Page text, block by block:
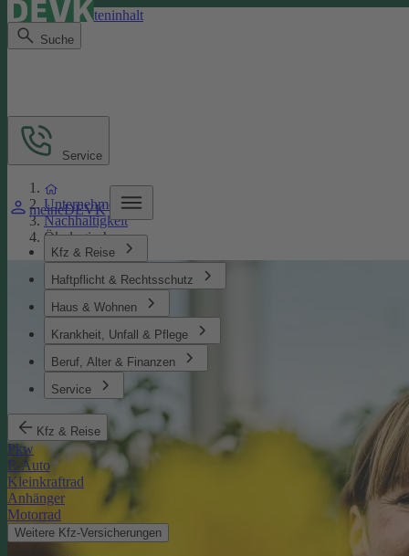
Direkt zum Seiteninhalt
Suche
meineDEVK
Kfz & Reise
Haftpflicht & Rechtsschutz
Haus & Wohnen
Krankheit, Unfall & Pflege
Beruf, Alter & Finanzen
Service
Kfz & Reise
Pkw
E-Auto
Kleinkraftrad
Anhänger
Motorrad
Weitere Kfz-Versicherungen
Service
Unternehmen
Nachhaltigkeit
Ökologisches